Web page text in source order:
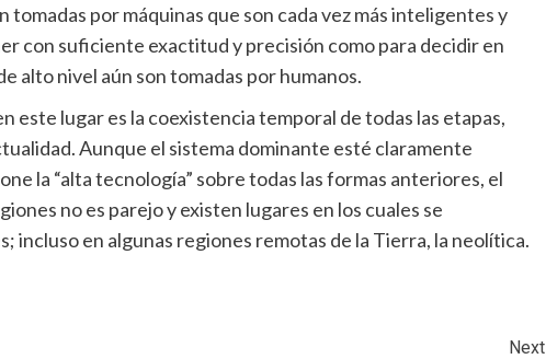
tomadas por máquinas que son cada vez más inteligentes y
con suficiente exactitud y precisión como para decidir en
alto nivel aún son tomadas por humanos.
este lugar es la coexistencia temporal de todas las etapas,
Aunque el sistema dominante esté claramente
la “alta tecnología” sobre todas las formas anteriores, el
no es parejo y existen lugares en los cuales se
incluso en algunas regiones remotas de la Tierra, la neolítica.
Next